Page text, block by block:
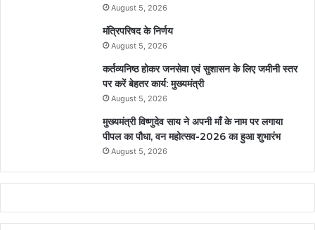
August 5, 2026
मंत्रिपरिषद के निर्णय
August 5, 2026
कर्तव्यनिष्ठ होकर जनसेवा एवं सुशासन के लिए जमीनी स्तर
पर करें बेहतर कार्य: मुख्यमंत्री
August 5, 2026
मुख्यमंत्री विष्णुदेव साय ने अपनी माँ के नाम पर लगाया
पीपल का पौधा, वन महोत्सव-2026 का हुआ शुभारंभ
August 5, 2026